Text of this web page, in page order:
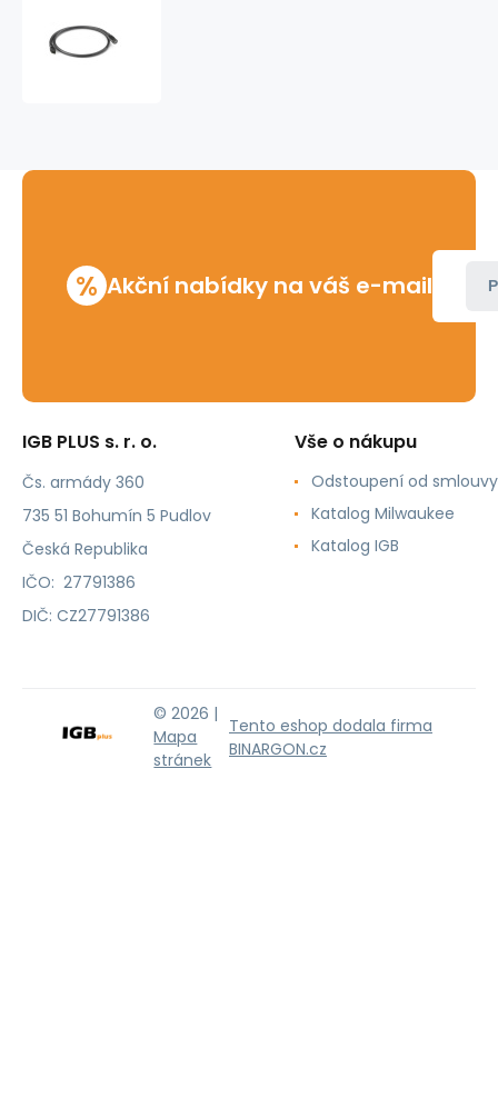
17mm
% Akční nabídky na váš e-mail
IGB PLUS s. r. o.
Čs. armády 360
735 51 Bohumín 5 Pudlov
Česká Republika
IČO: 27791386
DIČ: CZ27791386
Vše o nákupu
Odstoupení od smlouvy
Katalog Milwaukee
Katalog IGB
© 2026 |
Mapa
stránek
Tento eshop dodala firma
BINARGON.cz